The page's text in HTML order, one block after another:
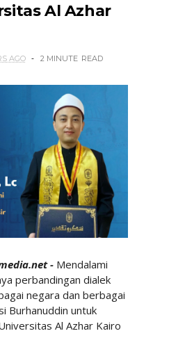
Al Azhar
AGO 2 MINUTE READ
- Mendalami
perbandingan dialek
negara dan berbagai
Burhanuddin untuk
Al Azhar Kairo